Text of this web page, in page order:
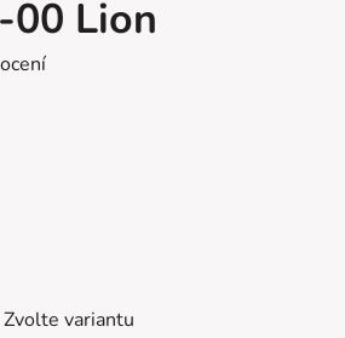
00 Lion
Zvolte variantu